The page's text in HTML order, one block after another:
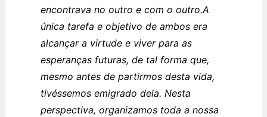
encontrava no outro e com o outro.A
única tarefa e objetivo de ambos era
alcançar a virtude e viver para as
esperanças futuras, de tal forma que,
mesmo antes de partirmos desta vida,
tivéssemos emigrado dela. Nesta
perspectiva, organizamos toda a nossa